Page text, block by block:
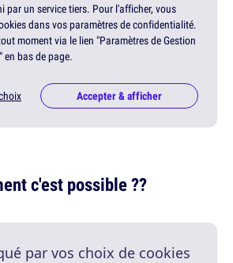
par un service tiers. Pour l'afficher, vous
dans vos paramètres de confidentialité.
moment via le lien "Paramètres de Gestion
bas de page.
Accepter & afficher
c'est possible ??
par vos choix de cookies